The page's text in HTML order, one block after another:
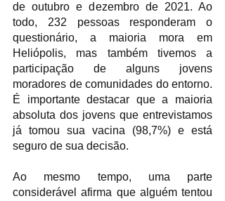
de outubro e dezembro de 2021. Ao
todo, 232 pessoas responderam o
questionário, a maioria mora em
Heliópolis, mas também tivemos a
participação de alguns jovens
moradores de comunidades do entorno.
É importante destacar que a maioria
absoluta dos jovens que entrevistamos
já tomou sua vacina (98,7%) e está
seguro de sua decisão.
Ao mesmo tempo, uma parte
considerável afirma que alguém tentou